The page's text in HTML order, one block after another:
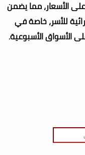
الأسعار، مما يضمن
للأسر، خاصة في
الأسواق الأسبوعية.